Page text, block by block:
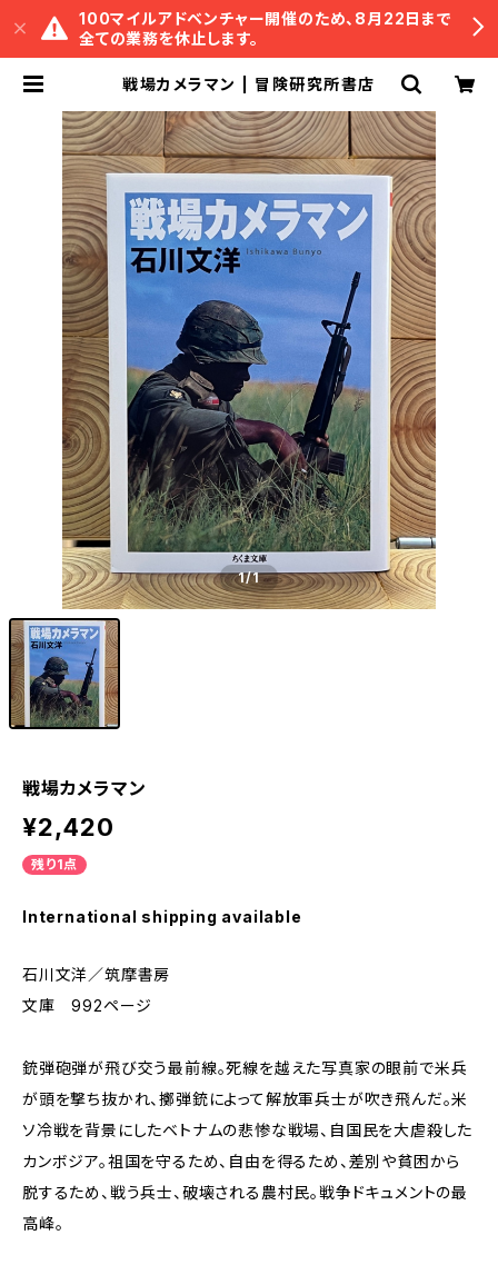
100マイルアドベンチャー開催のため、8月22日まで
全ての業務を休止します。
戦場カメラマン | 冒険研究所書店
1/1
戦場カメラマン
¥2,420
残り1点
International shipping available
石川文洋／筑摩書房
文庫 992ページ
銃弾砲弾が飛び交う最前線。死線を越えた写真家の眼前で米兵
が頭を撃ち抜かれ、擲弾銃によって解放軍兵士が吹き飛んだ。米
ソ冷戦を背景にしたベトナムの悲惨な戦場、自国民を大虐殺した
カンボジア。祖国を守るため、自由を得るため、差別や貧困から
脱するため、戦う兵士、破壊される農村民。戦争ドキュメントの最
高峰。